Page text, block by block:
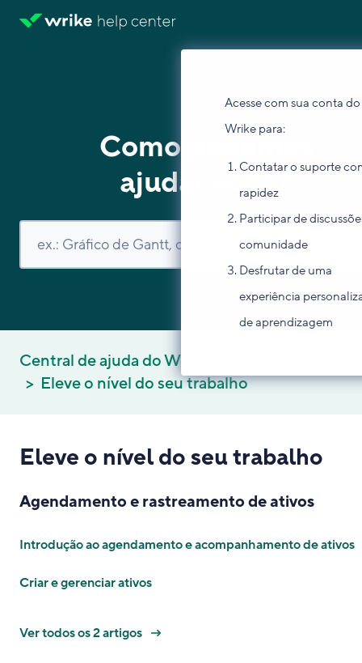
Acesse com sua conta do
Wrike para:
Contatar o suporte
rapidez
Participar de
comunidade
Desfrutar de uma
experiência
de aprendizagem
Como podemos
ajudar você?
Central de ajuda do Wrike
Eleve o nível do seu trabalho
Eleve o nível do seu trabalho
Agendamento e rastreamento de ativos
Introdução ao agendamento e acompanhamento de ativos
Criar e gerenciar ativos
Ver todos os 2 artigos